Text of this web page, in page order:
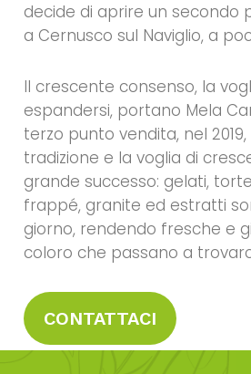
decide di aprire un secondo
a Cernusco sul Naviglio, a
Il crescente consenso, la
espandersi, portano Mela
terzo punto vendita, nel
tradizione e la voglia di
grande successo: gelati,
frappé, granite ed estratti
giorno, rendendo fresche e
coloro che passano a
CONTATTACI